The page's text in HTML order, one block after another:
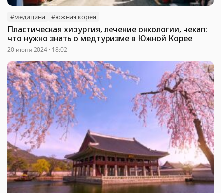
#медицина #южная корея
Пластическая хирургия, лечение онкологии, чекап:
что нужно знать о медтуризме в Южной Корее
20 июня 2024 · 18:02